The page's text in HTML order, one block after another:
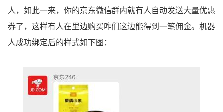
人，如此一来，你的京东微信群内就有人自动发送大量优惠
券了，这样有人在里边购买咋们这边能得到一笔佣金。机器
人成功绑定后的样式如下图：